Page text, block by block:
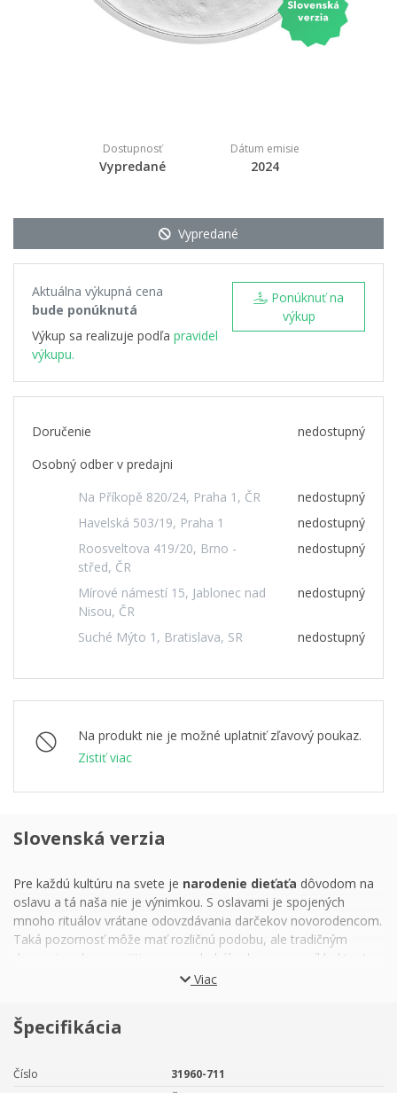
Dostupnosť
Vypredané
Dátum emisie
2024
Vypredané
Aktuálna výkupná cena
bude ponúknutá
Výkup sa realizuje podľa pravidel
výkupu.
výkup
Doručenie
nedostupný
Osobný odber v predajni
Na Příkopě 820/24, Praha 1, ČR
nedostupný
Havelská 503/19, Praha 1
nedostupný
Roosveltova 419/20, Brno -
střed, ČR
nedostupný
Mírové námestí 15, Jablonec nad
Nisou, ČR
nedostupný
Suché Mýto 1, Bratislava, SR nedostupný
Na produkt nie je možné uplatniť zľavový poukaz.
Zistiť viac
Slovenská verzia
Pre každú kultúru na svete je narodenie dieťaťa dôvodom na
oslavu a tá naša nie je výnimkou. S oslavami je spojených
mnoho rituálov vrátane odovzdávania darčekov novorodencom.
Taká pozornosť môže mať rozličnú podobu, ale tradičným
darom je od nepamäti
peniaz z drahého kovu
– napríklad tento
Českej mincovne
dostávalo dieťatko v rodinách bohatých mešťanov aj
chudobných roľníkov. Vzácna pozornosť sa stala sa prvou
až do dospelosti.
Viac
Špecifikácia
Číslo
31960-711